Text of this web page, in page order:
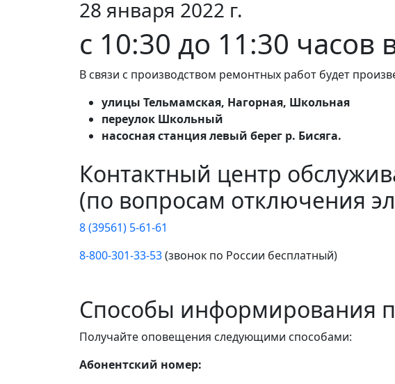
28 января 2022 г.
c 10:30 до 11:30 часов
В связи с производством ремонтных работ будет
улицы Тельмамская, Нагорная, Школьная
переулок Школьный
насосная станция левый берег р. Бисяга.
Контактный центр
(по вопросам отключения
8 (39561) 5-61-61
8-800-301-33-53(звонок по России бесплатный)
Способы информирования
Получайте оповещения следующими способами:
Абонентский номер: